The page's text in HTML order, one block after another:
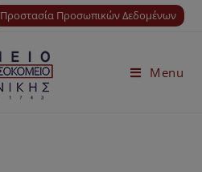
Προστασία Προσωπικών Δεδομένων
Menu